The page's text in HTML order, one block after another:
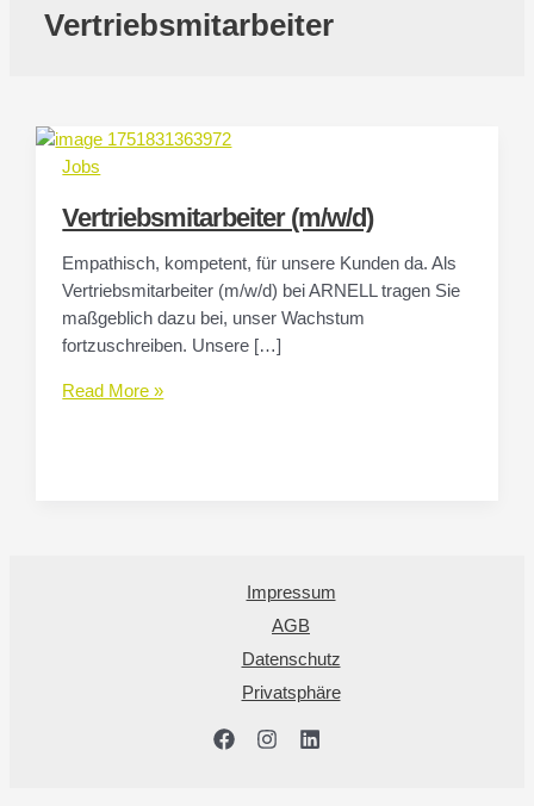
Vertriebsmitarbeiter
Jobs
Vertriebsmitarbeiter (m/w/d)
Empathisch, kompetent, für unsere Kunden da. Als
Vertriebsmitarbeiter (m/w/d) bei ARNELL tragen Sie
maßgeblich dazu bei, unser Wachstum
fortzuschreiben. Unsere […]
Vertriebsmitarbeiter
Read More »
Impressum
AGB
Datenschutz
Privatsphäre